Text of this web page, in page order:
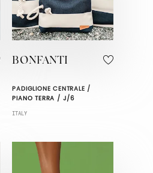
BONFANTI
PADIGLIONE CENTRALE /
PIANO TERRA / J/6
ITALY